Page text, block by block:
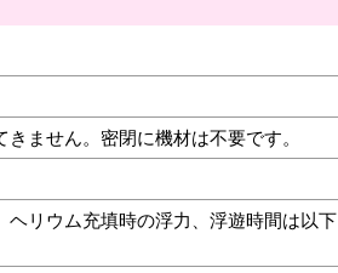
ません。密閉に機材は不要です。
リウム充填時の浮力、浮遊時間は以下